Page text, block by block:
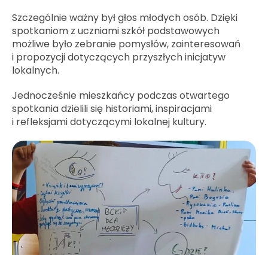
Szczególnie ważny był głos młodych osób. Dzięki
spotkaniom z uczniami szkół podstawowych
możliwe było zebranie pomysłów, zainteresowań
i propozycji dotyczących przyszłych inicjatyw
lokalnych.
Jednocześnie mieszkańcy podczas otwartego
spotkania dzielili się historiami, inspiracjami
i refleksjami dotyczącymi lokalnej kultury.